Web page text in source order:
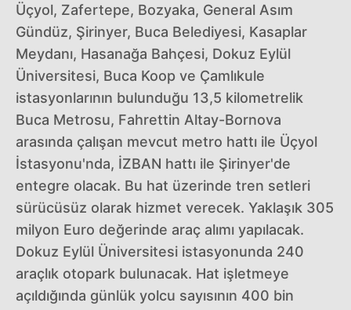
Üçyol, Zafertepe, Bozyaka, General Asım
Gündüz, Şirinyer, Buca Belediyesi, Kasaplar
Meydanı, Hasanağa Bahçesi, Dokuz Eylül
Üniversitesi, Buca Koop ve Çamlıkule
istasyonlarının bulunduğu 13,5 kilometrelik
Buca Metrosu, Fahrettin Altay-Bornova
arasında çalışan mevcut metro hattı ile Üçyol
İstasyonu'nda, İZBAN hattı ile Şirinyer'de
entegre olacak. Bu hat üzerinde tren setleri
sürücüsüz olarak hizmet verecek. Yaklaşık 305
milyon Euro değerinde araç alımı yapılacak.
Dokuz Eylül Üniversitesi istasyonunda 240
araçlık otopark bulunacak. Hat işletmeye
açıldığında günlük yolcu sayısının 400 bin